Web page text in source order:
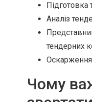
Підготовка
Аналіз
тендерних
Оскарження
Чому